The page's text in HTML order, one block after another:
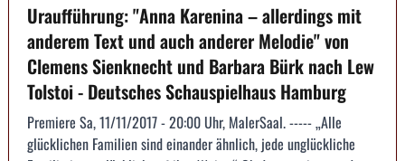
Uraufführung: "Anna Karenina – allerdings mit
anderem Text und auch anderer Melodie" von
Clemens Sienknecht und Barbara Bürk nach Lew
Tolstoi - Deutsches Schauspielhaus Hamburg
Premiere Sa, 11/11/2017 - 20:00 Uhr, MalerSaal. ----- „Alle
glücklichen Familien sind einander ähnlich, jede unglückliche